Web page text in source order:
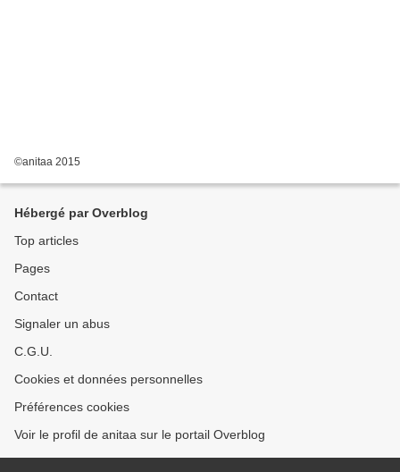
©anitaa 2015
Hébergé par Overblog
Top articles
Pages
Contact
Signaler un abus
C.G.U.
Cookies et données personnelles
Préférences cookies
Voir le profil de anitaa sur le portail Overblog